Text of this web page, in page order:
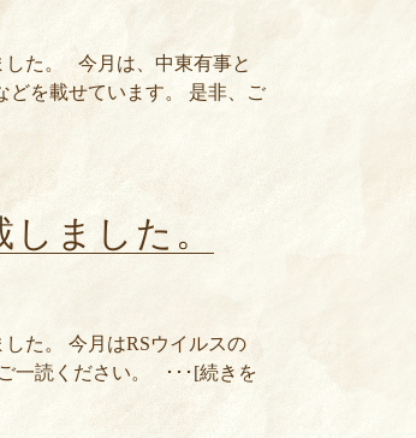
した。 今月は、中東有事と
どを載せています。 是非、ご
ました。
た。 今月はRSウイルスの
一読ください。 ･･･[続きを